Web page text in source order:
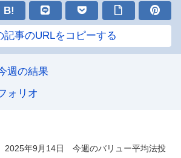
B!
記事のURLをコピーする
週の結果
ォリオ
2025年9月14日 今週のバリュー平均法投